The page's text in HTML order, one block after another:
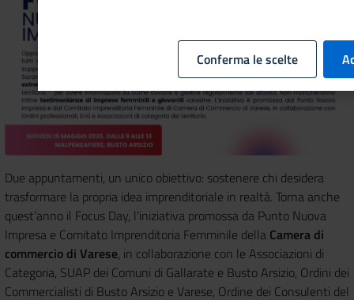
Due appuntamenti, un unico obiettivo: sostenere chi desidera
trasformare la propria idea imprenditoriale in realtà. Torna anche
quest’anno il Focus Day, l’iniziativa promossa da Punto Nuova
Impresa e Comitato Imprenditoria Femminile della Camera di
commercio di Varese, in collaborazione con le Associazioni di
Categoria, SUAP dei Comuni di Gallarate e Busto Arsizio, Ordini dei
Commercialisti di Busto Arsizio e Varese, Ordine dei Consulenti del
Conferma le scelte